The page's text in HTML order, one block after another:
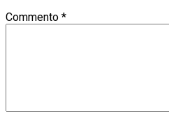
Commento *